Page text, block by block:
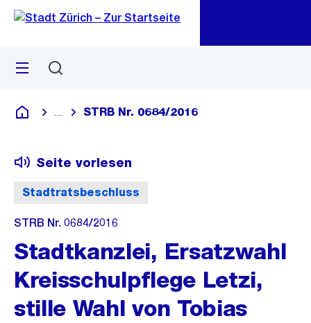
Navigation
Sprunglink
Menü
Deutsch
Blende alle Breadcrumbs ein
STRB Nr. 0684/2016
Stadtratsbeschluss
Seite vorlesen
STRB Nr. 0684/2016
Stadtkanzlei, Ersatzwahl
Kreisschulpflege Letzi,
stille Wahl von Tobias